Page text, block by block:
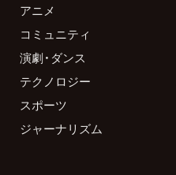
アニメ
コミュニティ
演劇・ダンス
テクノロジー
スポーツ
ジャーナリズム